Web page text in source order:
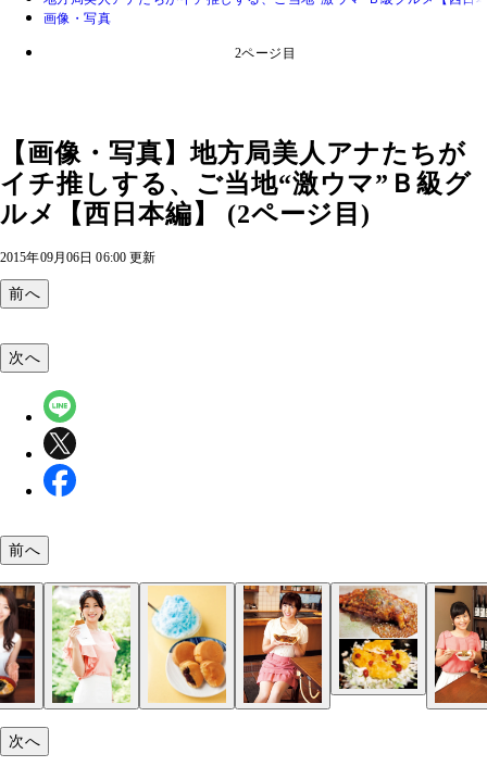
画像・写真
2ページ目
【画像・写真】地方局美人アナたちが
イチ推しする、ご当地“激ウマ”Ｂ級グ
ルメ【西日本編】 (2ページ目)
2015年09月06日 06:00 更新
前へ
次へ
前へ
次へ